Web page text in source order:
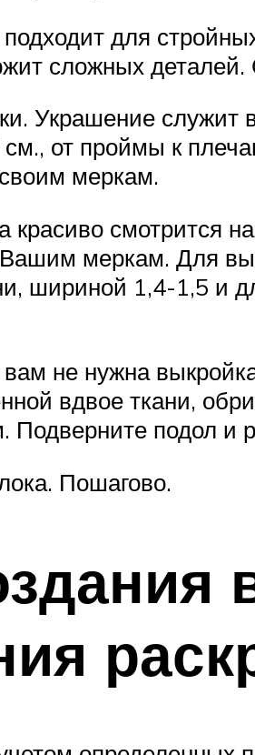
для
сложных
Украшение
от проймы к
меркам.
смотрится
меркам. Для
шириной 1,4-1,5 и
не нужна
вдвое ткани,
Подверните подол и
Пошагово.